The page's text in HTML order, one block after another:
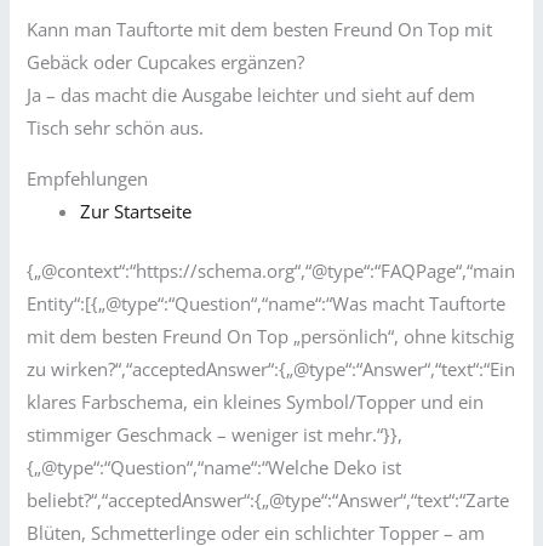
Kann man Tauftorte mit dem besten Freund On Top mit
Gebäck oder Cupcakes ergänzen?
Ja – das macht die Ausgabe leichter und sieht auf dem
Tisch sehr schön aus.
Empfehlungen
Zur Startseite
{„@context“:“https://schema.org“,“@type“:“FAQPage“,“main
Entity“:[{„@type“:“Question“,“name“:“Was macht Tauftorte
mit dem besten Freund On Top „persönlich“, ohne kitschig
zu wirken?“,“acceptedAnswer“:{„@type“:“Answer“,“text“:“Ein
klares Farbschema, ein kleines Symbol/Topper und ein
stimmiger Geschmack – weniger ist mehr.“}},
{„@type“:“Question“,“name“:“Welche Deko ist
beliebt?“,“acceptedAnswer“:{„@type“:“Answer“,“text“:“Zarte
Blüten, Schmetterlinge oder ein schlichter Topper – am